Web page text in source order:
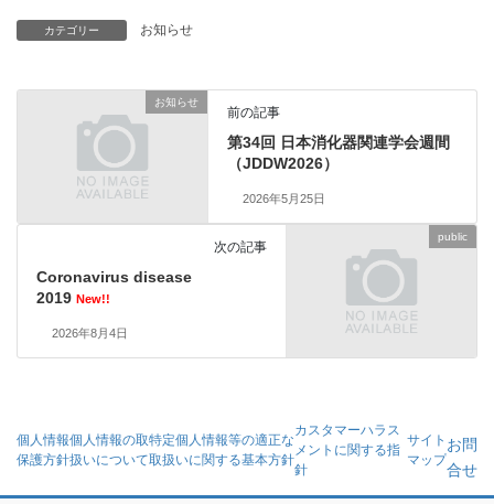
カテゴリー お知らせ
お知らせ
前の記事
第34回 日本消化器関連学会週間
（JDDW2026）
2026年5月25日
public
次の記事
Coronavirus disease
2019 New!!
2026年8月4日
個人情報
保護方針
個人情報の取
扱いについて
特定個人情報等の適正な
取扱いに関する基本方針
カスタマーハラス
メントに関する指
針
サイト
マップ
お問
合せ